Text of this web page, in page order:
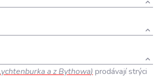
az Bythowa) prodávajístrýci